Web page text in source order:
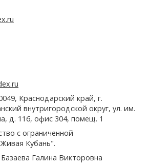
Краснодарский край, г.
внутригородской округ, ул. им.
д. 116, офис 304, помещ. 1
с ограниченной
Кубань".
Галина Викторовна